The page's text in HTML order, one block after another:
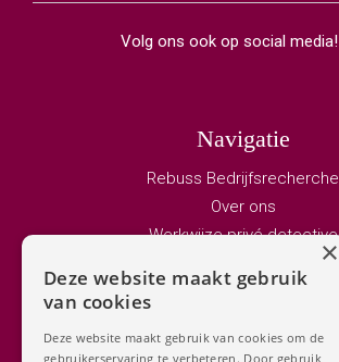
Volg ons ook op social media!
Navigatie
Rebuss Bedrijfsrecherche
Over ons
Werkwijze privé detective
Vacature privedetective
Bedrijfsrecherche
Privé detective
Deze website maakt gebruik
van cookies
Deze website maakt gebruik van cookies om de
gebruikerservaring te verbeteren. Door gebruik
×